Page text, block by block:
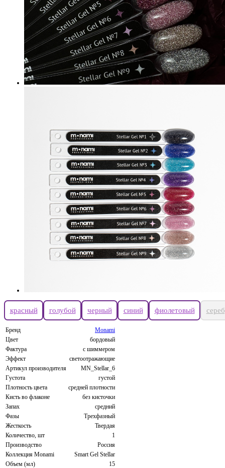
красный голубой черный синий фиолетовый
Бренд
Monami
Цвет
бордовый
Фактура
с шиммером
Эффект
светоотражающие
Артикул производителя
MN_Stellar_6
Густота
густой
Плотность цвета
средней плотности
Кисть во флаконе
без кисточки
Запах
средний
Фазы
Трехфазный
Жесткость
Твердая
Количество, шт
1
Производство
Россия
Коллекция Monami
Smart Gel Stellar
Объем (мл)
15